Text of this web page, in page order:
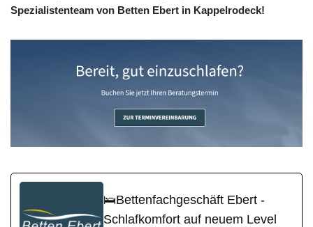
Spezialistenteam von Betten Ebert in Kappelrodeck!
🛌Bettenfachgeschäft Ebert -
Schlafkomfort auf neuem Level